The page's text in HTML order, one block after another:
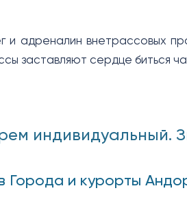
и адреналин внетрассовых
заставляют сердце биться
индивидуальный.
Города и курорты